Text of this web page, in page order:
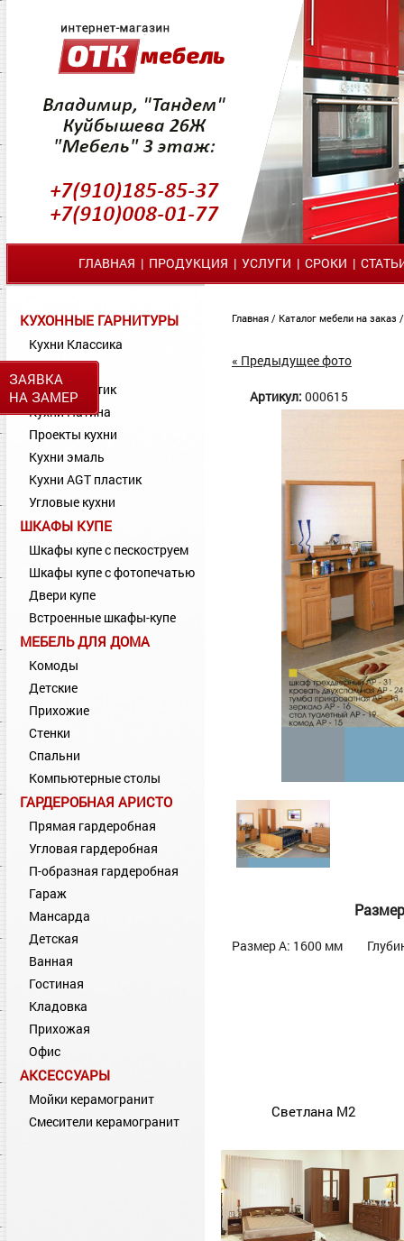
ЗАЯВКА
НА ЗАМЕР
ГЛАВНАЯ | ПРОДУКЦИЯ | УСЛУГИ | СРОКИ |
КУХОННЫЕ ГАРНИТУРЫ
Кухни Классика
Кухни МДФ
Кухни Пластик
Кухни Патина
Проекты кухни
Кухни эмаль
Кухни AGT пластик
Угловые кухни
ШКАФЫ КУПЕ
Шкафы купе с пескоструем
Шкафы купе с фотопечатью
Двери купе
Встроенные шкафы-купе
МЕБЕЛЬ ДЛЯ ДОМА
Комоды
Детские
Прихожие
Стенки
Спальни
Компьютерные столы
ГАРДЕРОБНАЯ АРИСТО
Прямая гардеробная
Угловая гардеробная
П-образная гардеробная
Гараж
Мансарда
Детская
Ванная
Гостиная
Кладовка
Прихожая
Офис
АКСЕССУАРЫ
Мойки керамогранит
Смесители керамогранит
Главная / Каталог мебели на заказ
« Предыдущее фото
Артикул: 000615
Размер А: 1600 мм
Светлана М2